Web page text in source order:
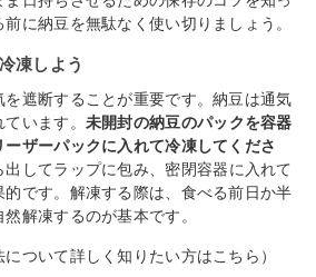
に納豆を無駄なく使い切りましょう。
凍しよう
遮断することが重要です。納豆は通気
います。 未開封の納豆のパックを容器
ザーパックに入れて冷凍してくださ
出してラップに包み、密閉容器に入れて
です。解凍する際は、食べる前日か半
解凍するのが基本です。
について詳しく知りたい方はこちら）